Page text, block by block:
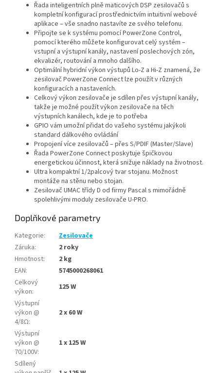
Řada inteligentních plně maticových DSP zesilovačů s
kompletní konfigurací prostřednictvím intuitivní webové
aplikace – vše snadno nastavíte ze svého telefonu.
Připojte se k systému pomocí PowerZone Control,
pomocí kterého můžete konfigurovat celý systém –
vstupní a výstupní kanály, nastavení poslechových zón,
ekvalizér, routování a mnoho dalšího.
Optimální hybridní výkon výstupů Lo-Z a Hi-Z znamená, že
zesilovač PowerZone Connect lze použít v různých
konfiguracích a nastaveních.
Celkový výkon zesilovače je sdílen přes výstupní kanály,
takže je možné použít výkon zesilovače na těch
výstupních kanálech, kde je to potřeba
GPIO vám umožní přidat do vašeho systému jakýkoli
standard dálkového ovládání
Propojení více zesilovačů – přes S/PDIF (Master/Slave)
Řada PowerZone Connect poskytuje špičkovou
energetickou účinnost, která snižuje náklady na životnost.
Ultra kompaktní 1/2palcový tvar stojanu. Možnost
montáže na stěnu nebo stojan.
Zesilovač UMAC třídy D od firmy Pascal s mimořádně
spolehlivými moduly zesilovače U-PRO.
Doplňkové parametry
Kategorie:
Zesilovače
Záruka:
2 roky
Hmotnost:
2 kg
EAN:
5745000268061
Celkový
výkon:
125 W
Výstupní
výkon @
4/8Ω:
2 x 60 W
Výstupní
výkon @
70/100V:
1 x 125 W
Sdílený